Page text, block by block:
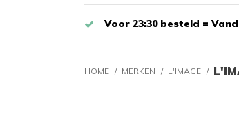
Voor 23:30 besteld =
HOME / MERKEN / L'IMAGE /